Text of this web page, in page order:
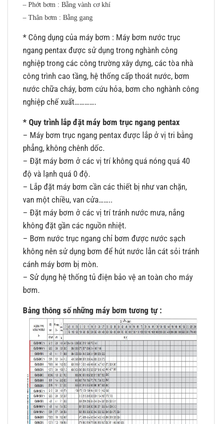
– Phớt bơm : Bằng vành cơ khí
– Thân bơm : Bằng gang
* Công dụng của máy bơm : Máy bơm nước trục
ngang pentax được sử dụng trong nghành công
nghiệp trong các công trường xây dựng, các tòa nhà
công trình cao tầng, hệ thống cấp thoát nước, bơm
nước chữa cháy, bơm cứu hỏa, bơm cho nghành công
nghiệp chế xuất………….
* Quy trình lắp đặt máy bơm trục ngang pentax
– Máy bơm trục ngang pentax được lắp ở vị tri bằng
phẳng, không chênh dốc.
– Đặt máy bơm ở các vị trí không quá nóng quá 40
độ và lạnh quá 0 độ.
– Lắp đặt máy bơm cần các thiết bị như van chặn,
van một chiều, van cửa……..
– Đặt máy bơm ở các vị trí tránh nước mưa, nắng
không đặt gần các nguồn nhiệt.
– Bơm nước trục ngang chỉ bơm được nước sạch
không nên sử dụng bơm để hút nước lẫn cát sỏi tránh
cánh máy bơm bị mòn.
– Sử dụng hệ thống tủ điện bảo vệ an toàn cho máy
bơm.
Bảng thông số những máy bơm tương tự :